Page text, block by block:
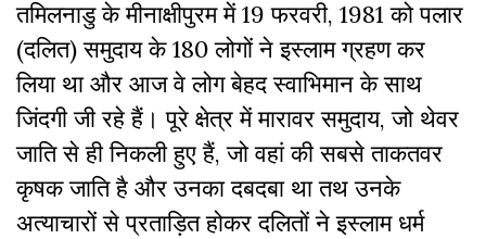
तमिलनाडु के मीनाक्षीपुरम में 19 फरवरी, 1981 को पलार
(दलित) समुदाय के 180 लोगों ने इस्लाम ग्रहण कर
लिया था और आज वे लोग बेहद स्वाभिमान के साथ
जिंदगी जी रहे हैं। पूरे क्षेत्र में मारावर समुदाय, जो थेवर
जाति से ही निकली हुए हैं, जो वहां की सबसे ताकतवर
कृषक जाति है और उनका दबदबा था तथ उनके
अत्याचारों से प्रताड़ित होकर दलितों ने इस्लाम धर्म